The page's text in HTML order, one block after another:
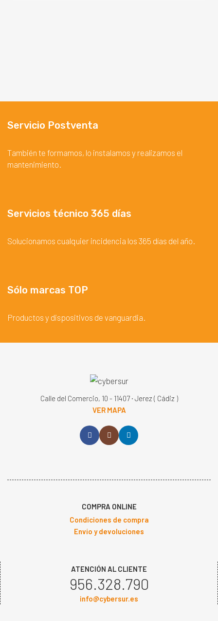
Servicio Postventa
También te formamos, lo instalamos y realizamos el
mantenimiento.
Servicios técnico 365 días
Solucionamos cualquier incidencia los 365 días del año.
Sólo marcas TOP
Productos y dispositivos de vanguardia.
Calle del Comercio, 10 - 11407 · Jerez ( Cádiz )
VER MAPA
COMPRA ONLINE
Condiciones de compra
Envío y devoluciones
ATENCIÓN AL CLIENTE
956.328.790
info@cybersur.es